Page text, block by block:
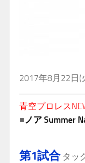
2017年8月22日(
青空プロレス
■ノア Summer
第1試合タッ